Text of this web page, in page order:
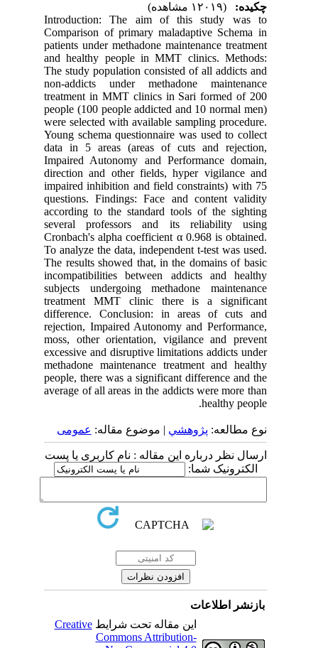
چکیده:
Introduction: The aim of this study was to
Comparison of primary maladaptive Schema in
patients under methadone maintenance treatment
and healthy people in MMT clinics. Methods:
The study population consisted of all addicts and
non-addicts under methadone maintenance
treatment in MMT clinics in Sari formed of 200
people (100 people addicted and 10 normal men)
were selected with available sampling procedure.
Young schema questionnaire was used to collect
data in 5 areas (areas of cuts and rejection,
Impaired Autonomy and Performance domain,
direction and other fields, hyper vigilance and
impaired inhibition and field constraints) with 75
questions. Findings: Face and content validity
according to the standard tools of the sighting
several professors and its reliability using
Cronbach's alpha coefficient α 0.968 is obtained.
To analyze the data, independent t-test was used.
The results showed that, in the domains of basic
incompatibilities between addicts and healthy
subjects undergoing methadone maintenance
treatment MMT clinic there is a significant
difference. Conclusion: in areas of cuts and
rejection, Impaired Autonomy and Performance,
moss, other orientation, vigilance and prevent
excessive and disruptive limitations addicts under
methadone maintenance treatment and healthy
people, there was a significant difference and the
average of all areas in the addicts were more than
healthy people.
نوع مطالعه:پژوهشي| موضوع مقاله:عمومى
ارسال نظر درباره این مقاله : نام کاربری یا پست
الکترونیک شما:
بازنشر اطلاعات
این مقاله تحت شرایطCreative
Commons Attribution-